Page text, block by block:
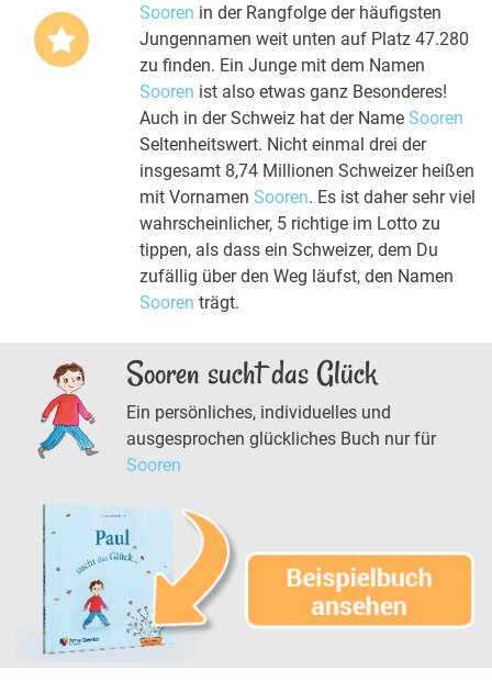
Sooren in der Rangfolge der häufigsten
Jungennamen weit unten auf Platz 47.280
zu finden. Ein Junge mit dem Namen
Sooren ist also etwas ganz Besonderes!
Auch in der Schweiz hat der Name Sooren
Seltenheitswert. Nicht einmal drei der
insgesamt 8,74 Millionen Schweizer heißen
mit Vornamen Sooren. Es ist daher sehr viel
wahrscheinlicher, 5 richtige im Lotto zu
tippen, als dass ein Schweizer, dem Du
zufällig über den Weg läufst, den Namen
Sooren trägt.
Sooren sucht das Glück
Ein persönliches, individuelles und
ausgesprochen glückliches Buch nur für
Sooren